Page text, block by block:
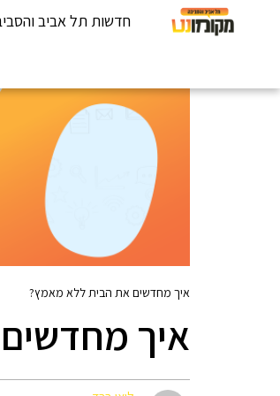
חדשות תל אביב
איך מחדשים את הבית ללא מאמץ?
איך